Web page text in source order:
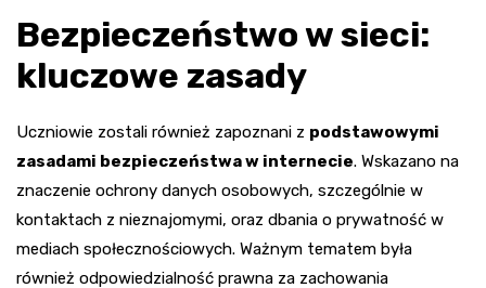
Bezpieczeństwo w sieci:
kluczowe zasady
Uczniowie zostali również zapoznani z podstawowymi
zasadami bezpieczeństwa w internecie. Wskazano na
znaczenie ochrony danych osobowych, szczególnie w
kontaktach z nieznajomymi, oraz dbania o prywatność w
mediach społecznościowych. Ważnym tematem była
również odpowiedzialność prawna za zachowania